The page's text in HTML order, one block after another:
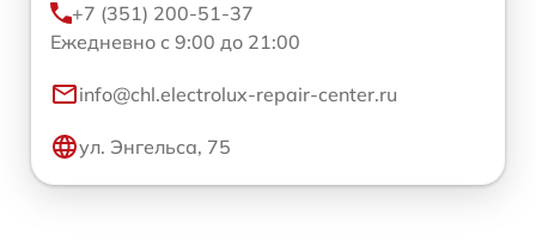
+7 (351) 200-51-37
Ежедневно с 9:00 до 21:00
info@chl.electrolux-repair-center.ru
ул. Энгельса, 75